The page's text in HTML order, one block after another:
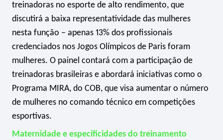
treinadoras no esporte de alto rendimento, que
discutirá a baixa representatividade das mulheres
nesta função – apenas 13% dos profissionais
credenciados nos Jogos Olímpicos de Paris foram
mulheres. O painel contará com a participação de
treinadoras brasileiras e abordará iniciativas como o
Programa MIRA, do COB, que visa aumentar o número
de mulheres no comando técnico em competições
esportivas.
Maternidade e especificidades do treinamento